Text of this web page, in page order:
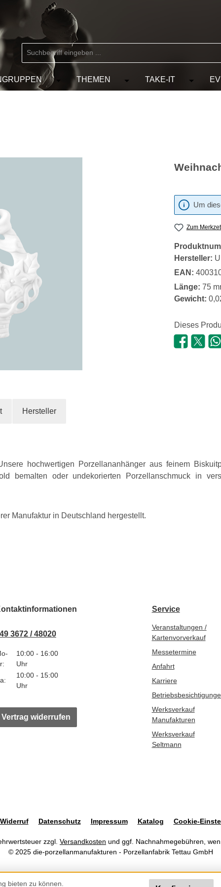
Kategorie MARKEN
das Dropdown der Kategorie KÜNSTLER
Öffne oder Schließe das Dropdown der
THEMEN Öffne oder Schließe das
TAKE-IT Öffne
Um
Zum
Hersteller:
EAN:
Länge: 75
Gewicht:
Dieses
Hersteller
hochwertigen Porzellananhänger aus feinem
bemalten oder undekorierten Porzellanschmuck in
Manufaktur in Deutschland hergestellt.
3672 / 48020
10:00 - 16:00
Uhr
10:00 - 15:00
Uhr
Vertrag widerrufen
Service
Veranstaltungen /
Kartenvorverkauf
Messetermine
Anfahrt
Karriere
Werksverkauf
Manufakturen
Werksverkauf
Seltmann
Widerruf Datenschutz Impressum Katalog Cookie-
zzgl. Versandkosten und ggf. Nachnahmegebühren,
© 2025 die-porzellanmanufakturen - Porzellanfabrik Tettau GmbH
bieten zu können.